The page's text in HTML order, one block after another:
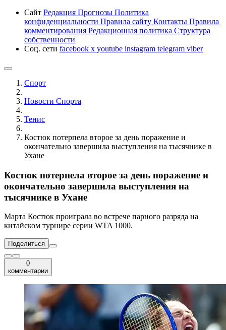
Сайт Редакция Прогнозы Политика
конфиденциальности Правила сайту Контакты Правила
комментирования Редакционная политика Структура
собственности
Соц. сети facebook x youtube instagram telegram viber
Спорт
Новости Cпорта
Тенис
Костюк потерпела второе за день поражение и
окончательно завершила выступления на тысячнике в
Ухане
Костюк потерпела второе за день поражение и
окончательно завершила выступления на
тысячнике в Ухане
Марта Костюк проиграла во встрече парного разряда на
китайском турнире серии WTA 1000.
Поделиться
0
комментарии